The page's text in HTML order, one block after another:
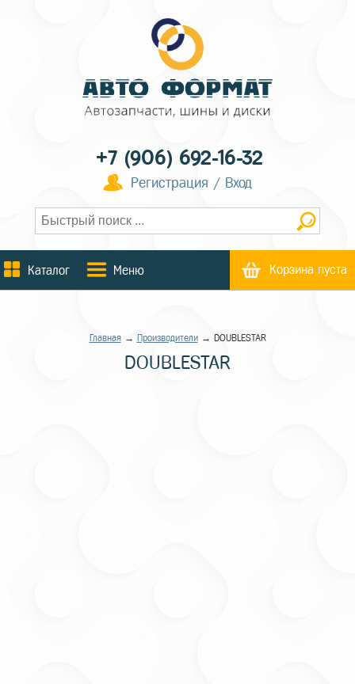
+7 (906) 692-16-32
Регистрация / Вход
Каталог Меню Корзина пуста
Главная→ Производители→ DOUBLESTAR
DOUBLESTAR